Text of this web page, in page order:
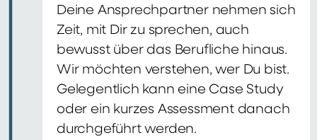
Deine Ansprechpartner nehmen sich
Zeit, mit Dir zu sprechen, auch
bewusst über das Berufliche hinaus.
Wir möchten verstehen, wer Du bist.
Gelegentlich kann eine Case Study
oder ein kurzes Assessment danach
durchgeführt werden.